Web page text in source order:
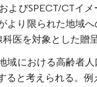
よびSPECT/CTイ
より限られた地域
医を対象とした贈
における高齢者
と考えられる。例